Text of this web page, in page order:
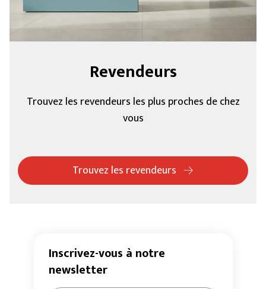
Revendeurs
Trouvez les revendeurs les plus proches de chez
vous
Trouvez les revendeurs
Inscrivez-vous à notre
newsletter